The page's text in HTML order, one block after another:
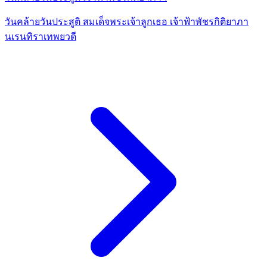
วันคล้ายวันประสูติ สมเด็จพระเจ้าลูกเธอ เจ้าฟ้าพัชรกิติยาภา
นเรนทิราเทพยวดี